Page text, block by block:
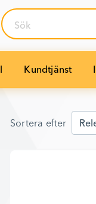
Sök
Kundtjänst
Sortera efter
Sortera efter